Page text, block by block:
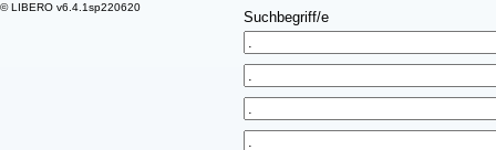
© LIBERO v6.4.1sp220620
Suchbegriff/e